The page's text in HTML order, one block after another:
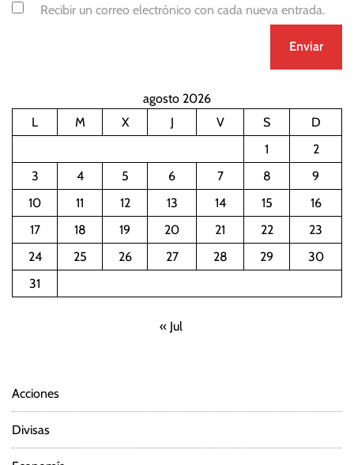
Recibir un correo electrónico con cada nueva entrada.
agosto 2026
L
M X J V S
D
1
2
3
4 5 6 7 8
9
10
11 12 13 14 15
16
17
18 19 20 21 22
23
24
25 26 27 28 29
30
31
« Jul
Acciones
Divisas